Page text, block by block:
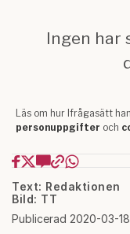
Text: Redaktionen
Bild: TT
Publicerad 2020-03-18